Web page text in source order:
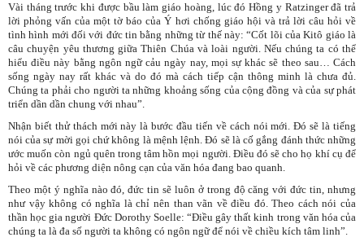
Vài tháng trước khi được bầu làm giáo hoàng, lúc đó Hồng y Ratzinger đã trả
lời phỏng vấn của một tờ báo của Ý hơi chống giáo hội và trả lời câu hỏi về
tình hình mới đối với đức tin bằng những từ thế này: “Cốt lõi của Kitô giáo là
câu chuyện yêu thương giữa Thiên Chúa và loài người. Nếu chúng ta có thể
hiểu điều này bằng ngôn ngữ cảu ngày nay, mọi sự khác sẽ theo sau… Cách
sống ngày nay rất khác và do đó mà cách tiếp cận thông minh là chưa đủ.
Chúng ta phải cho người ta những khoảng sống của cộng đồng và của sự phát
triển dần dần chung với nhau”.
Nhận biết thử thách mới này là bước đầu tiến về cách nói mới. Đó sẽ là tiếng
nói của sự mời gọi chứ không là mệnh lệnh. Đó sẽ là cố gắng đánh thức những
ước muốn còn ngủ quên trong tâm hồn mọi người. Điều đó sẽ cho họ khí cụ để
hỏi về các phương diện nông cạn của văn hóa đang bao quanh.
Theo một ý nghĩa nào đó, đức tin sẽ luôn ở trong độ căng với đức tin, nhưng
như vậy không có nghĩa là chỉ nên than vãn về điều đó. Theo cách nói của
thần học gia người Đức Dorothy Soelle: “Điều gây thất kinh trong văn hóa của
chúng ta là đa số người ta không có ngôn ngữ để nói về chiều kích tâm linh”.